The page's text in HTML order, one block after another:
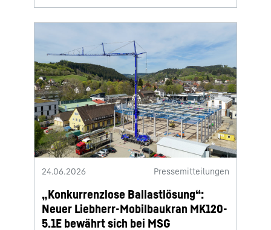
24.06.2026 Pressemitteilungen
„Konkurrenzlose Ballastlösung“:
Neuer Liebherr-Mobilbaukran MK120-
5.1E bewährt sich bei MSG